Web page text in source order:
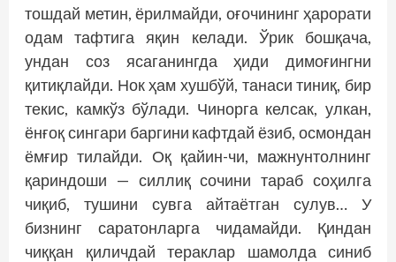
тошдай метин, ёрилмайди, оғочининг ҳарорати
одам тафтига яқин келади. Ўрик бошқача,
ундан соз ясаганингда ҳиди димоғингни
қитиқлайди. Нок ҳам хушбўй, танаси тиниқ, бир
текис, камкўз бўлади. Чинорга келсак, улкан,
ёнғоқ сингари баргини кафтдай ёзиб, осмондан
ёмғир тилайди. Оқ қайин-чи, мажнунтолнинг
қариндоши — силлиқ сочини тараб соҳилга
чиқиб, тушини сувга айтаётган сулув… У
бизнинг саратонларга чидамайди. Қиндан
чиққан қиличдай тераклар шамолда синиб